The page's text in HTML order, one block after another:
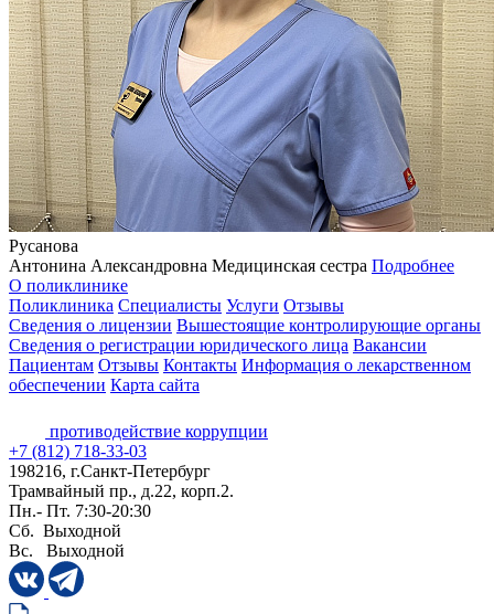
Русанова
Антонина Александровна Медицинская сестра Подробнее
О поликлинике
Поликлиника Специалисты Услуги Отзывы
Сведения о лицензии Вышестоящие контролирующие органы
Сведения о регистрации юридического лица Вакансии
Пациентам Отзывы Контакты Информация о лекарственном
обеспечении Карта сайта
противодействие коррупции
+7 (812) 718-33-03
198216, г.Санкт-Петербург
Трамвайный пр., д.22, корп.2.
Пн.- Пт. 7:30-20:30
Сб. Выходной
Вс. Выходной